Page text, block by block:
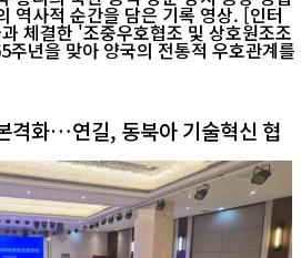
사적 순간을 담은 기록 영상. [인터
체결한 '조중우호협조 및 상호원조조
주년을 맞아 양국의 전통적 우호관계를
격화…연길, 동북아 기술혁신 협